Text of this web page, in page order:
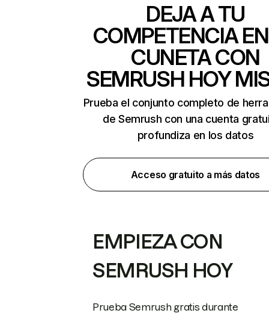
DEJA A TU
COMPETENCIA
CUNETA CON
SEMRUSH HOY
Prueba el conjunto completo de
de Semrush con una cuenta
profundiza en los datos
Acceso gratuito a más datos
EMPIEZA CON
SEMRUSH HOY
Prueba Semrush gratis durante